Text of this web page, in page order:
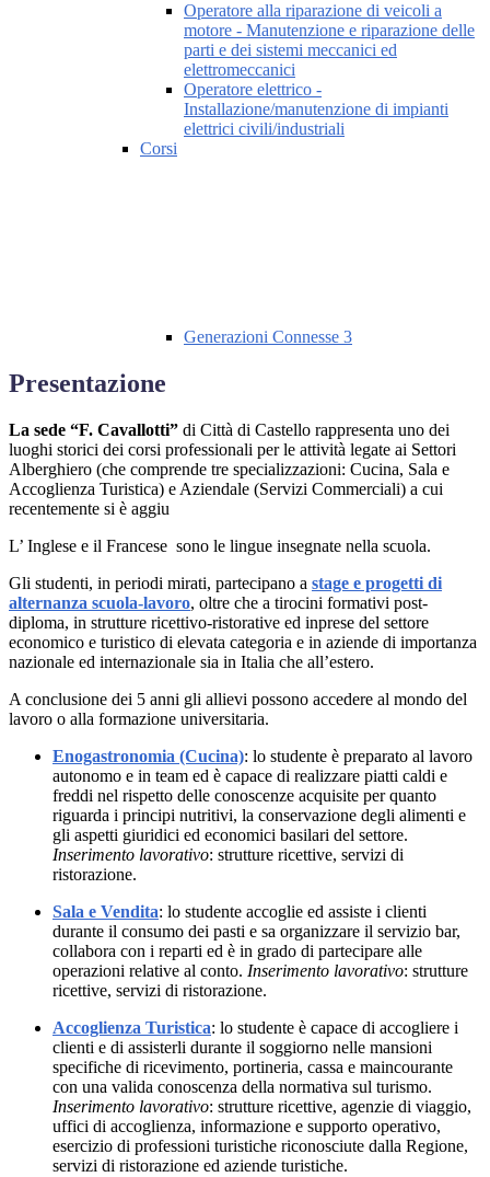
Operatore alla riparazione di veicoli a
motore - Manutenzione e riparazione delle
parti e dei sistemi meccanici ed
elettromeccanici
Operatore elettrico -
Installazione/manutenzione di impianti
elettrici civili/industriali
Corsi
Generazioni Connesse 3
Presentazione
La sede “F. Cavallotti” di Città di Castello rappresenta uno dei
luoghi storici dei corsi professionali per le attività legate ai Settori
Alberghiero (che comprende tre specializzazioni: Cucina, Sala e
Accoglienza Turistica) e Aziendale (Servizi Commerciali) a cui
recentemente si è aggiu
L’ Inglese e il Francese sono le lingue insegnate nella scuola.
Gli studenti, in periodi mirati, partecipano a stage e progetti di
alternanza scuola-lavoro, oltre che a tirocini formativi post-
diploma, in strutture ricettivo-ristorative ed inprese del settore
economico e turistico di elevata categoria e in aziende di importanza
nazionale ed internazionale sia in Italia che all’estero.
A conclusione dei 5 anni gli allievi possono accedere al mondo del
lavoro o alla formazione universitaria.
Enogastronomia (Cucina): lo studente è preparato al lavoro
autonomo e in team ed è capace di realizzare piatti caldi e
freddi nel rispetto delle conoscenze acquisite per quanto
riguarda i principi nutritivi, la conservazione degli alimenti e
gli aspetti giuridici ed economici basilari del settore.
Inserimento lavorativo: strutture ricettive, servizi di
ristorazione.
Sala e Vendita: lo studente accoglie ed assiste i clienti
durante il consumo dei pasti e sa organizzare il servizio bar,
collabora con i reparti ed è in grado di partecipare alle
operazioni relative al conto. Inserimento lavorativo: strutture
ricettive, servizi di ristorazione.
Accoglienza Turistica: lo studente è capace di accogliere i
clienti e di assisterli durante il soggiorno nelle mansioni
specifiche di ricevimento, portineria, cassa e maincourante
con una valida conoscenza della normativa sul turismo.
Inserimento lavorativo: strutture ricettive, agenzie di viaggio,
uffici di accoglienza, informazione e supporto operativo,
esercizio di professioni turistiche riconosciute dalla Regione,
servizi di ristorazione ed aziende turistiche.